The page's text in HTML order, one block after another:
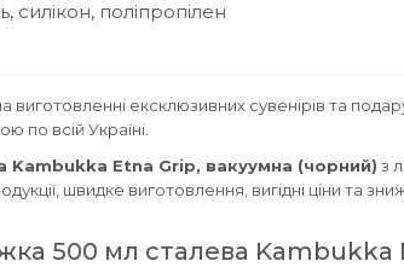
силікон, поліпропілен
виготовленні ексклюзивних сувенірів та
по всій Україні.
Etna Grip, вакуумна (чорний) з
швидке виготовлення, вигідні ціни та
500 мл сталева Kambukka